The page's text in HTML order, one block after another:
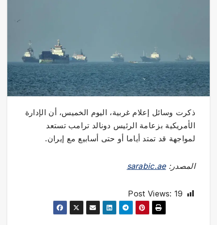
ذكرت وسائل إعلام غربية، اليوم الخميس، أن الإدارة
الأمريكية بزعامة الرئيس دونالد ترامب تستعد
لمواجهة قد تمتد أياما أو حتى أسابيع مع إيران.
المصدر:sarabic.ae
Post Views: 19